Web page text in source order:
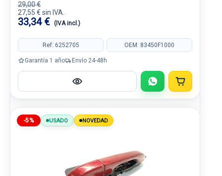
29,00 €
27,55 € sin IVA.
33,34 € (IVA incl.)
Ref: 6252705 OEM: 83450F1000
Garantía 1 año Envío 24-48h
-5% USADO NOVEDAD